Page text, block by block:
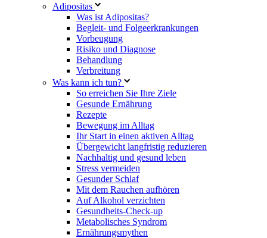
Adipositas
Was ist Adipositas?
Begleit- und Folgeerkrankungen
Vorbeugung
Risiko und Diagnose
Behandlung
Verbreitung
Was kann ich tun?
So erreichen Sie Ihre Ziele
Gesunde Ernährung
Rezepte
Bewegung im Alltag
Ihr Start in einen aktiven Alltag
Übergewicht langfristig reduzieren
Nachhaltig und gesund leben
Stress vermeiden
Gesunder Schlaf
Mit dem Rauchen aufhören
Auf Alkohol verzichten
Gesundheits-Check-up
Metabolisches Syndrom
Ernährungsmythen